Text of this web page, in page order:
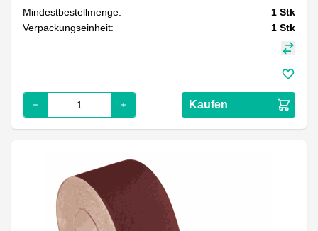
Mindestbestellmenge: 1 Stk
Verpackungseinheit:
1 Stk
Kaufen